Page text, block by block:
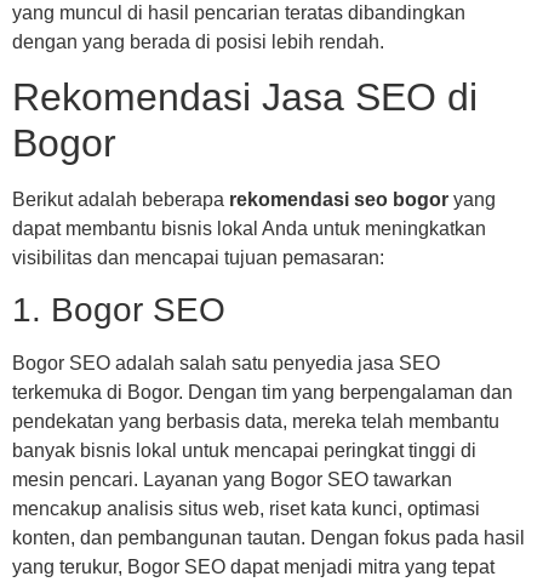
yang muncul di hasil pencarian teratas dibandingkan
dengan yang berada di posisi lebih rendah.
Rekomendasi Jasa SEO di
Bogor
Berikut adalah beberapa rekomendasi seo bogor yang
dapat membantu bisnis lokal Anda untuk meningkatkan
visibilitas dan mencapai tujuan pemasaran:
1. Bogor SEO
Bogor SEO adalah salah satu penyedia jasa SEO
terkemuka di Bogor. Dengan tim yang berpengalaman dan
pendekatan yang berbasis data, mereka telah membantu
banyak bisnis lokal untuk mencapai peringkat tinggi di
mesin pencari. Layanan yang Bogor SEO tawarkan
mencakup analisis situs web, riset kata kunci, optimasi
konten, dan pembangunan tautan. Dengan fokus pada hasil
yang terukur, Bogor SEO dapat menjadi mitra yang tepat